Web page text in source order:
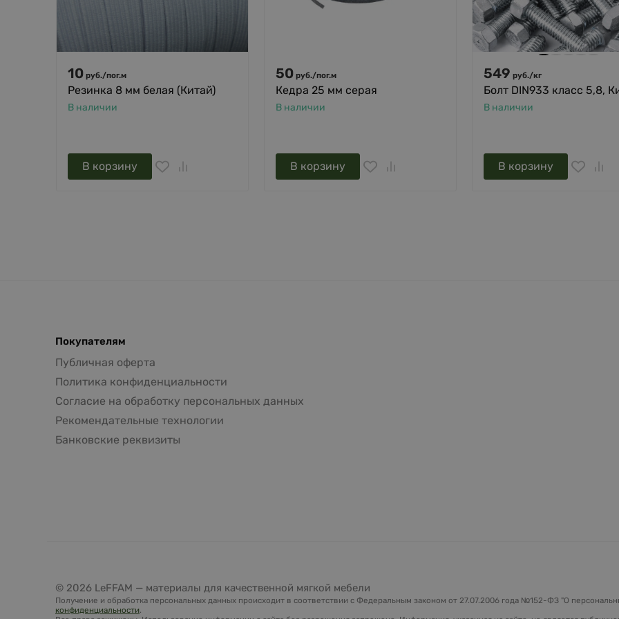
10 руб./пог.м
Резинка 8 мм белая (Китай)
В наличии
В корзину
50 руб./пог.м
Кедра 25 мм серая
В наличии
В корзину
549 руб./кг
Болт DIN933 класс 5,8,
В наличии
В корзину
Покупателям
Публичная оферта
Политика конфиденциальности
Согласие на обработку персональных данных
Рекомендательные технологии
Банковские реквизиты
© 2026 LeFFAM — материалы для качественной мягкой мебели
Получение и обработка персональных данных происходит в соответствии с Федеральным законом от 27.07.2006 года №152-ФЗ "О
конфиденциальности.